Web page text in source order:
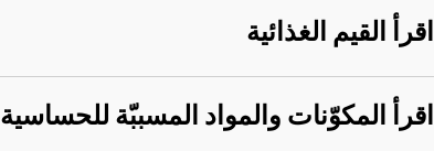
اقرأ القيم الغذائية
اقرأ المكوّنات والمواد المسببّة للحساسية